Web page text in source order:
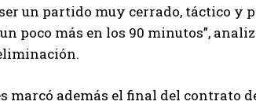
ser un partido muy cerrado, táctico y
poco más en los 90 minutos”,
marcó además el final del contrato